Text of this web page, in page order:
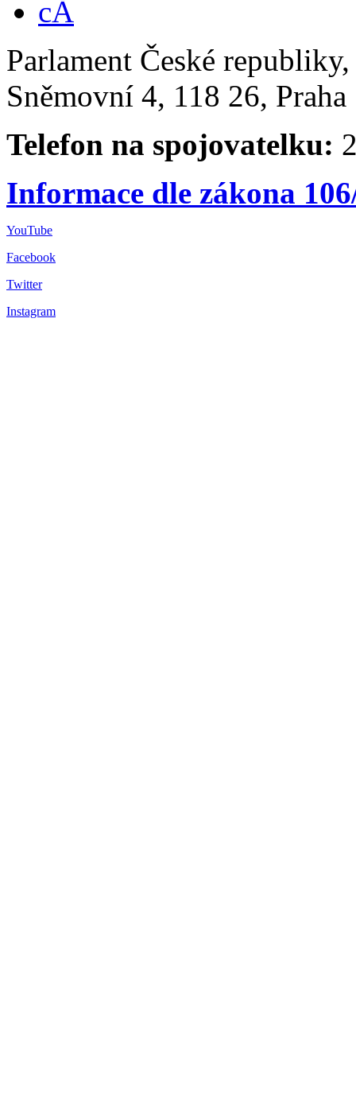
Parlament České
Sněmovní 4, 118 26,
Telefon na spojovatelku:
Informace dle zákona
YouTube
Facebook
Twitter
Instagram